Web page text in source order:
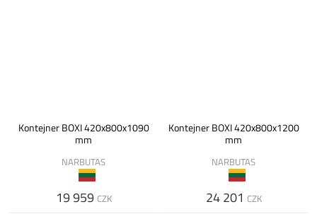
Kontejner BOXI 420x800x1090
mm
NARBUTAS
19 959 CZK
Kontejner BOXI 420x800x1200
mm
NARBUTAS
24 201 CZK